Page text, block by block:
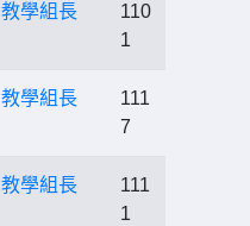
教學組長
110
1
教學組長
111
7
教學組長
111
1